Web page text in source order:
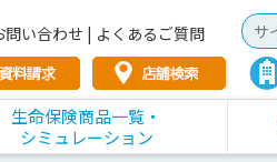
問い合わせ | よくあるご質問
生命保険商品一覧・
シミュレーション